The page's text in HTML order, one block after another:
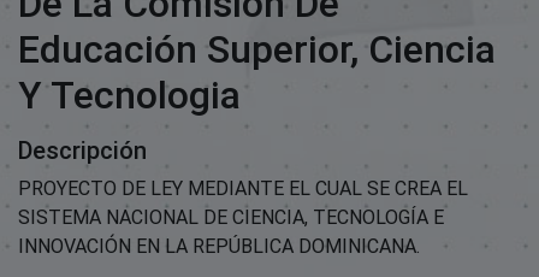
Educación Superior, Ciencia
Y Tecnologia
Descripción
PROYECTO DE LEY MEDIANTE EL CUAL SE CREA EL
SISTEMA NACIONAL DE CIENCIA, TECNOLOGÍA E
INNOVACIÓN EN LA REPÚBLICA DOMINICANA.